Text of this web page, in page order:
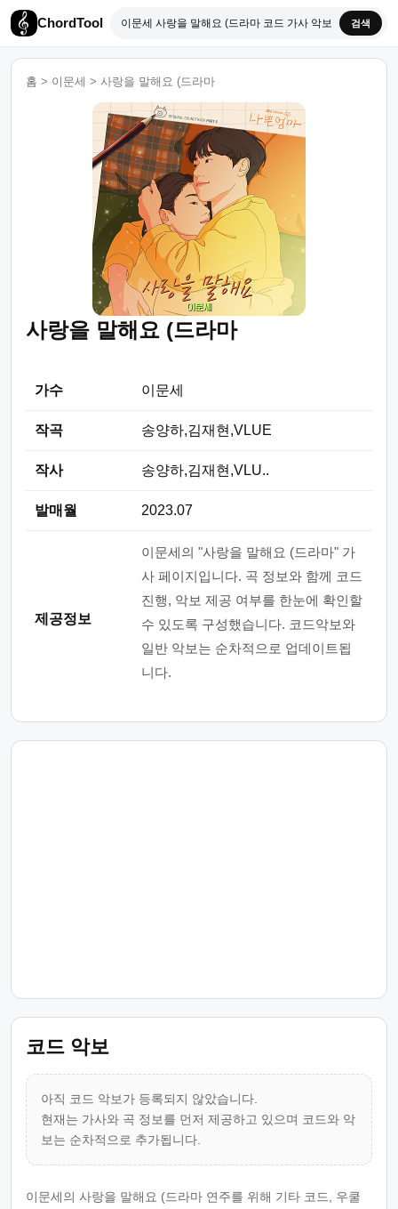
ChordTool 검색
홈 > 이문세 > 사랑을 말해요 (드라마
사랑을 말해요 (드라마
가수 이문세
작곡 송양하,김재현,VLUE
작사 송양하,김재현,VLU..
발매월 2023.07
제공정보
이문세의 "사랑을 말해요 (드라마" 가
사 페이지입니다. 곡 정보와 함께 코드
진행, 악보 제공 여부를 한눈에 확인할
수 있도록 구성했습니다. 코드악보와
일반 악보는 순차적으로 업데이트됩
니다.
코드 악보
아직 코드 악보가 등록되지 않았습니다.
현재는 가사와 곡 정보를 먼저 제공하고 있으며 코드와 악
보는 순차적으로 추가됩니다.
이문세의 사랑을 말해요 (드라마 연주를 위해 기타 코드, 우쿨